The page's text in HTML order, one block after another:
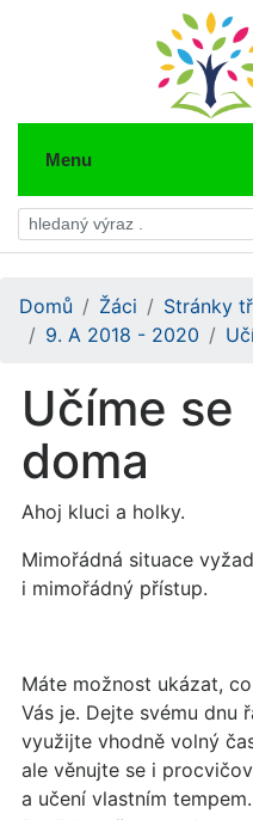
Menu
Domů Žáci Stránky
9. A 2018 - 2020
Učíme se
doma
Ahoj kluci a holky.
Mimořádná situace
i mimořádný přístup.
Máte možnost ukázat,
Vás je. Dejte svému dnu
využijte vhodně volný
ale věnujte se i
a učení vlastním tempem.